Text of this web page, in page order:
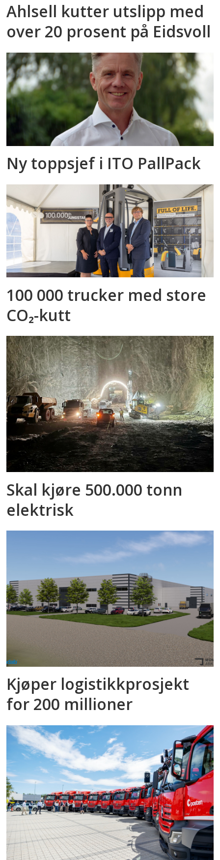
Ahlsell kutter utslipp med
over 20 prosent på Eidsvoll
Ny toppsjef i ITO PallPack
100 000 trucker med store
CO₂-kutt
Skal kjøre 500.000 tonn
elektrisk
Kjøper logistikkprosjekt
for 200 millioner